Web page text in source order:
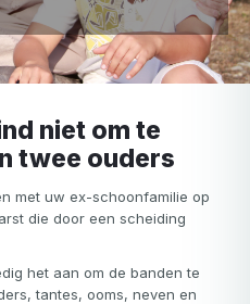
twee ouders
met uw ex-schoonfamilie op
die door een scheiding
het aan om de banden te
tantes, ooms, neven en